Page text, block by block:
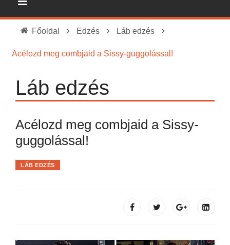
Főoldal Edzés Láb edzés
Acélozd meg combjaid a Sissy-guggolással!
Láb edzés
Acélozd meg combjaid a Sissy-
guggolással!
LÁB EDZÉS